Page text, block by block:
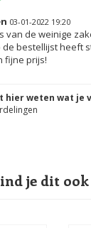
03-01-2022 19:20
van de weinige
bestellijst heeft
fijne prijs!
hier weten wat je
je dit